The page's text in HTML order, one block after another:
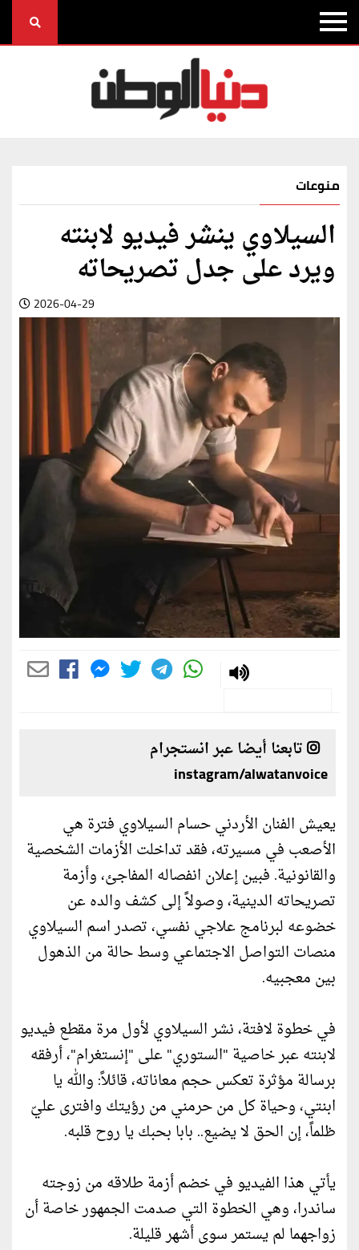
منوعات
السيلاوي ينشر فيديو لابنته
ويرد على جدل تصريحاته
2026-04-29
تابعنا أيضا عبر انستجرام
instagram/alwatanvoice
يعيش الفنان الأردني حسام السيلاوي فترة هي
الأصعب في مسيرته، فقد تداخلت الأزمات الشخصية
والقانونية. فبين إعلان انفصاله المفاجئ، وأزمة
تصريحاته الدينية، وصولاً إلى كشف والده عن
خضوعه لبرنامج علاجي نفسي، تصدر اسم السيلاوي
منصات التواصل الاجتماعي وسط حالة من الذهول
بين معجبيه.
في خطوة لافتة، نشر السيلاوي لأول مرة مقطع فيديو
لابنته عبر خاصية "الستوري" على "إنستغرام"، أرفقه
برسالة مؤثرة تعكس حجم معاناته، قائلاً: والله يا
ابنتي، وحياة كل من حرمني من رؤيتك وافترى عليّ
ظلماً، إن الحق لا يضيع.. بابا بحبك يا روح قلبه.
يأتي هذا الفيديو في خضم أزمة طلاقه من زوجته
ساندرا، وهي الخطوة التي صدمت الجمهور خاصة أن
زواجهما لم يستمر سوى أشهر قليلة.